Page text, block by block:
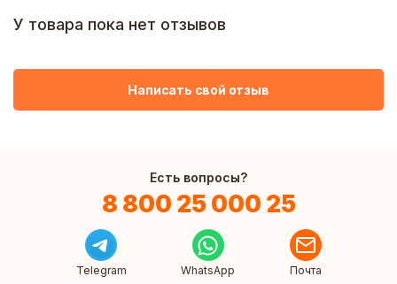
У товара пока нет отзывов
Написать свой отзыв
Есть вопросы?
8 800 25 000 25
Telegram WhatsApp Почта